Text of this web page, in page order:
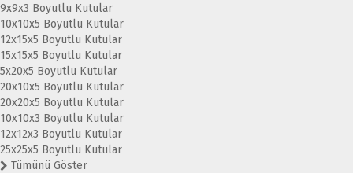
9x9x3 Boyutlu Kutular
10x10x5 Boyutlu Kutular
12x15x5 Boyutlu Kutular
15x15x5 Boyutlu Kutular
5x20x5 Boyutlu Kutular
20x10x5 Boyutlu Kutular
20x20x5 Boyutlu Kutular
10x10x3 Boyutlu Kutular
12x12x3 Boyutlu Kutular
25x25x5 Boyutlu Kutular
Tümünü Göster